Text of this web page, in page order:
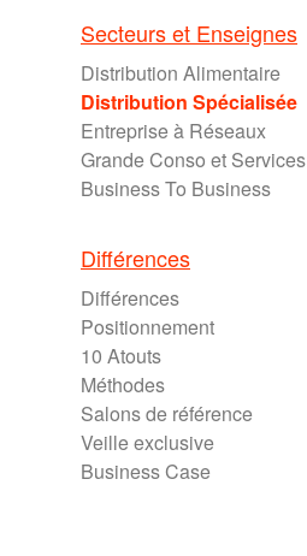
Secteurs et Enseignes
Distribution Alimentaire
Distribution Spécialisée
Entreprise à Réseaux
Grande Conso et Services
Business To Business
Différences
Différences
Positionnement
10 Atouts
Méthodes
Salons de référence
Veille exclusive
Business Case